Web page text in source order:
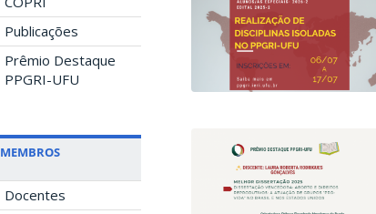
Publicações
Prêmio Destaque
PPGRI-UFU
MEMBROS
Docentes